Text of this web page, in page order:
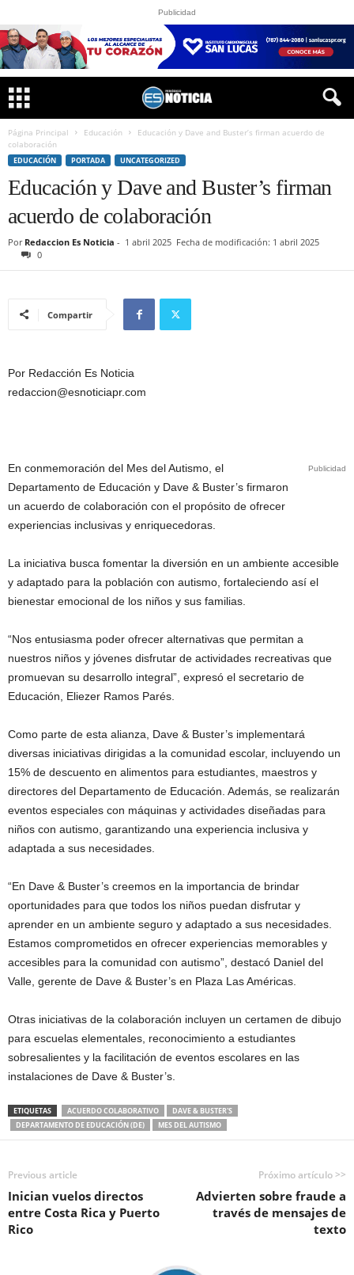
Publicidad
Página Principal Educación
Educación y Dave and Buster’s firman acuerdo de
colaboración
EDUCACIÓN PORTADA UNCATEGORIZED
Educación y Dave and Buster’s firman
acuerdo de colaboración
Por Redaccion Es Noticia - 1 abril 2025 Fecha de modificación: 1 abril 2025
0
Compartir
Por Redacción Es Noticia
redaccion@esnoticiapr.com
Publicidad
En conmemoración del Mes del Autismo, el
Departamento de Educación y Dave & Buster’s firmaron
un acuerdo de colaboración con el propósito de ofrecer
experiencias inclusivas y enriquecedoras.
La iniciativa busca fomentar la diversión en un ambiente accesible
y adaptado para la población con autismo, fortaleciendo así el
bienestar emocional de los niños y sus familias.
“Nos entusiasma poder ofrecer alternativas que permitan a
nuestros niños y jóvenes disfrutar de actividades recreativas que
promuevan su desarrollo integral”, expresó el secretario de
Educación, Eliezer Ramos Parés.
Como parte de esta alianza, Dave & Buster’s implementará
diversas iniciativas dirigidas a la comunidad escolar, incluyendo un
15% de descuento en alimentos para estudiantes, maestros y
directores del Departamento de Educación. Además, se realizarán
eventos especiales con máquinas y actividades diseñadas para
niños con autismo, garantizando una experiencia inclusiva y
adaptada a sus necesidades.
“En Dave & Buster’s creemos en la importancia de brindar
oportunidades para que todos los niños puedan disfrutar y
aprender en un ambiente seguro y adaptado a sus necesidades.
Estamos comprometidos en ofrecer experiencias memorables y
accesibles para la comunidad con autismo”, destacó Daniel del
Valle, gerente de Dave & Buster’s en Plaza Las Américas.
Otras iniciativas de la colaboración incluyen un certamen de dibujo
para escuelas elementales, reconocimiento a estudiantes
sobresalientes y la facilitación de eventos escolares en las
instalaciones de Dave & Buster’s.
ETIQUETAS ACUERDO COLABORATIVO
DAVE & BUSTER'S
DEPARTAMENTO DE EDUCACIÓN (DE)
MES DEL AUTISMO
Previous article
Inician vuelos directos
entre Costa Rica y Puerto
Rico
Próximo artículo >>
Advierten sobre fraude a
través de mensajes de
texto